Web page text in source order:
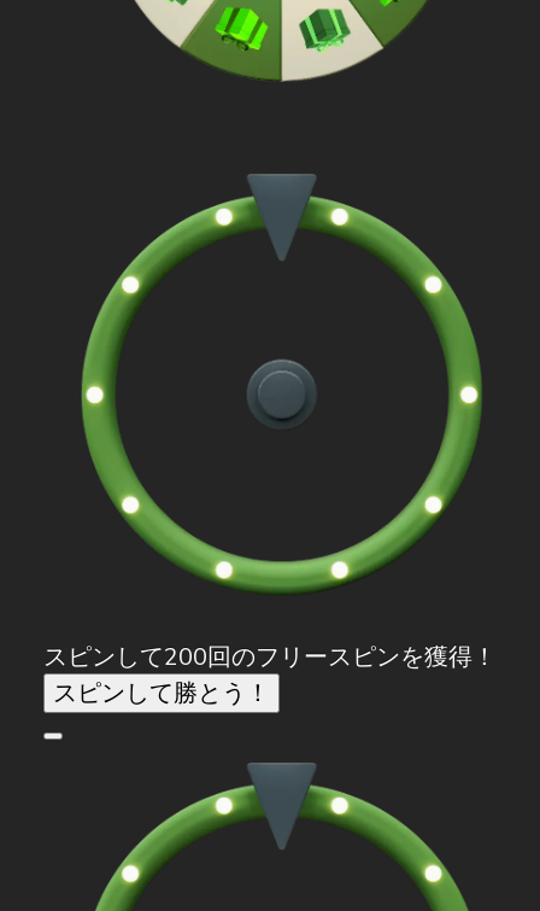
スピンして200回のフリースピンを獲得！
スピンして勝とう！